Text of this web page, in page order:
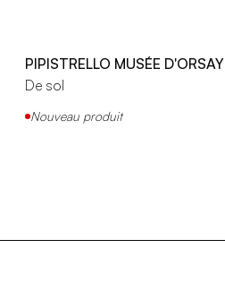
PIPISTRELLO MUSÉE D'ORSAY
De sol
Nouveau produit